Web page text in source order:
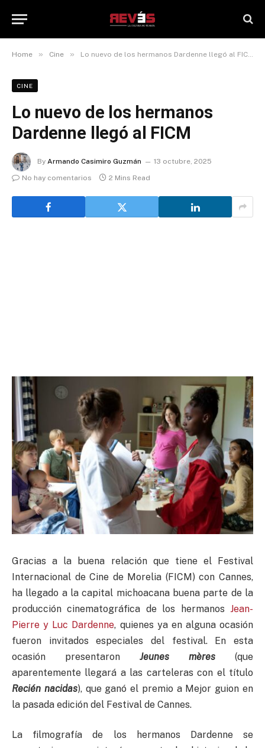
Home » Cine » Lo nuevo de los hermanos Dardenne llegó al FICM
CINE
Lo nuevo de los hermanos
Dardenne llegó al FICM
By Armando Casimiro Guzmán
13 octubre, 2025
No hay comentarios
2 Mins Read
Gracias a la buena relación que tiene el Festival
Internacional de Cine de Morelia (FICM) con Cannes,
ha llegado a la capital michoacana buena parte de la
producción cinematográfica de los hermanos Jean-
Pierre y Luc Dardenne, quienes ya en alguna ocasión
fueron invitados especiales del festival. En esta
ocasión presentaron Jeunes mères (que
aparentemente llegará a las carteleras con el título
Recién nacidas), que ganó el premio a Mejor guion en
la pasada edición del Festival de Cannes.
La filmografía de los hermanos Dardenne se